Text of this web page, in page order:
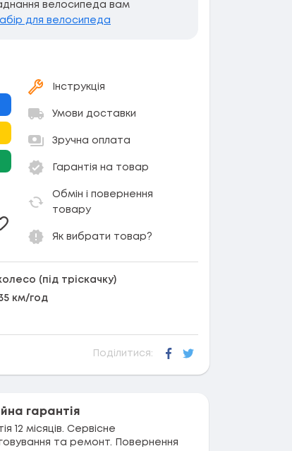
велосипеда вам
для велосипеда
до порівняння
в обране
Інструкція
Умови доставки
Зручна оплата
Гарантія на товар
Обмін і повернення
товару
Як вибрати товар?
(під тріскачку)
км/год
Поділитися:
Facebook
Twitter
гарантія
12 місяців. Сервісне
та ремонт. Повернення